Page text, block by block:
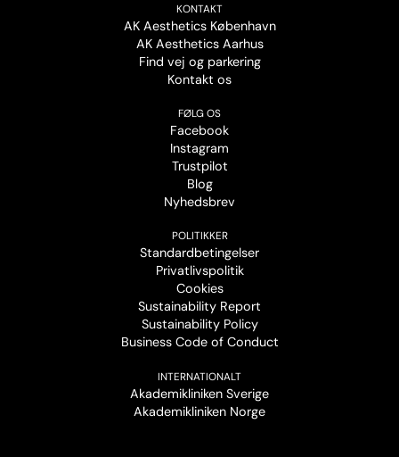
KONTAKT
AK Aesthetics København
AK Aesthetics Aarhus
Find vej og parkering
Kontakt os
FØLG OS
Facebook
Instagram
Trustpilot
Blog
Nyhedsbrev
POLITIKKER
Standardbetingelser
Privatlivspolitik
Cookies
Sustainability Report
Sustainability Policy
Business Code of Conduct
INTERNATIONALT
Akademikliniken Sverige
Akademikliniken Norge